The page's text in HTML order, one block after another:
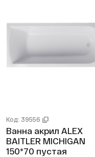
Код: 39556
Ванна акрил ALEX
BAITLER MICHIGAN
150*70 пустая